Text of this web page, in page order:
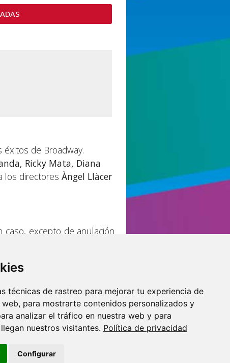
técnicas de rastreo para mejorar tu experiencia de
web, para mostrarte contenidos personalizados y
analizar el tráfico en nuestra web y para
nuestros visitantes. Política de privacidad
Configurar
éxitos de Broadway.
Ricky Mata, Diana
los directores Àngel Llàcer
excepto de anulación
rellenada correctamente
por: